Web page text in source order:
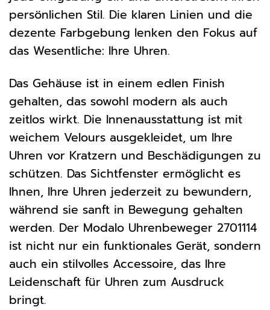
persönlichen Stil. Die klaren Linien und die
dezente Farbgebung lenken den Fokus auf
das Wesentliche: Ihre Uhren.
Das Gehäuse ist in einem edlen Finish
gehalten, das sowohl modern als auch
zeitlos wirkt. Die Innenausstattung ist mit
weichem Velours ausgekleidet, um Ihre
Uhren vor Kratzern und Beschädigungen zu
schützen. Das Sichtfenster ermöglicht es
Ihnen, Ihre Uhren jederzeit zu bewundern,
während sie sanft in Bewegung gehalten
werden. Der Modalo Uhrenbeweger 2701114
ist nicht nur ein funktionales Gerät, sondern
auch ein stilvolles Accessoire, das Ihre
Leidenschaft für Uhren zum Ausdruck
bringt.